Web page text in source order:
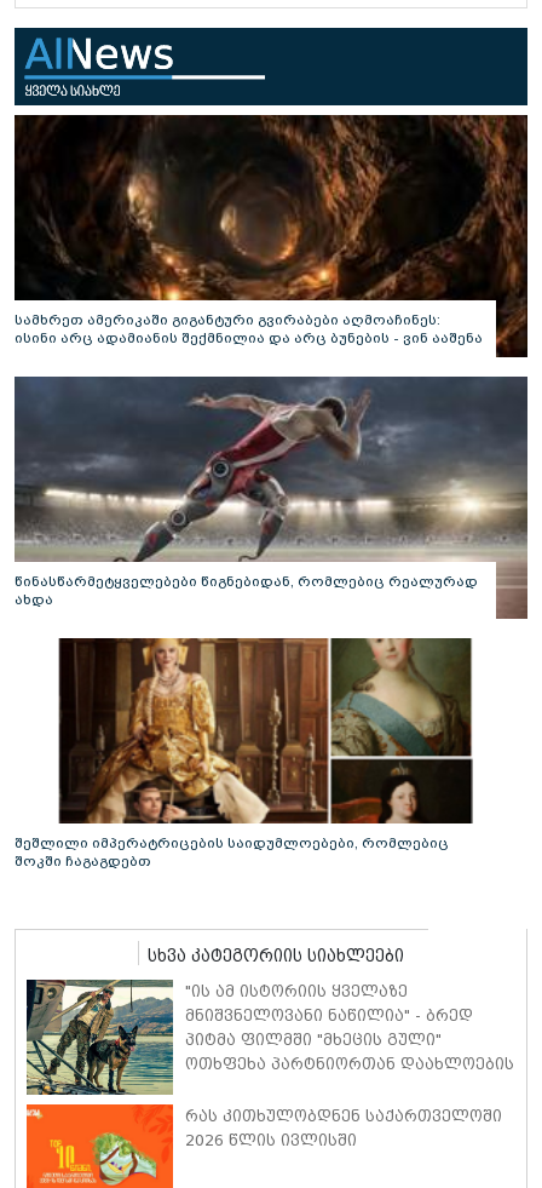
სამხრეთ ამერიკაში გიგანტური გვირაბები აღმოაჩინეს:
ისინი არც ადამიანის შექმნილია და არც ბუნების - ვინ ააშენა
წინასწარმეტყველებები წიგნებიდან, რომლებიც რეალურად
ახდა
შეშლილი იმპერატრიცების საიდუმლოებები, რომლებიც
შოკში ჩაგაგდებთ
სხვა კატეგორიის სიახლეები
"ის ამ ისტორიის ყველაზე
მნიშვნელოვანი ნაწილია" - ბრედ
პიტმა ფილმში "მხეცის გული"
ოთხფეხა პარტნიორთან დაახლოების
ისაუბრა
რას კითხულობდნენ საქართველოში
2026 წლის ივლისში